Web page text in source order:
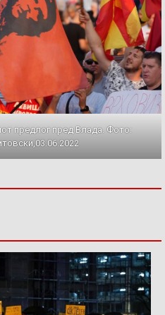
предлог пред Влада. Фото: